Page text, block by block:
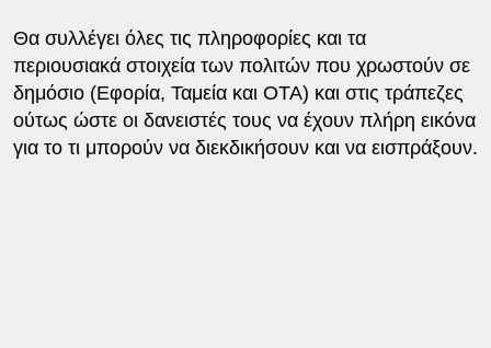
Θα συλλέγει όλες τις πληροφορίες και τα
περιουσιακά στοιχεία των πολιτών που χρωστούν σε
δημόσιο (Εφορία, Ταμεία και ΟΤΑ) και στις τράπεζες
ούτως ώστε οι δανειστές τους να έχουν πλήρη εικόνα
για το τι μπορούν να διεκδικήσουν και να εισπράξουν.